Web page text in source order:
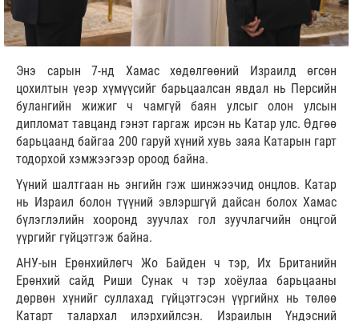
Энэ сарын 7-нд Хамас хөдөлгөөний Израилд өгсөн
цохилтын үеэр хүмүүсийг барьцаалсан явдал нь Персийн
булангийн жижиг ч чамгүй баян улсыг олон улсын
дипломат тавцанд гэнэт гаргаж ирсэн нь Катар улс. Өдгөө
барьцаанд байгаа 200 гаруй хүний хувь заяа Катарын гарт
тодорхой хэмжээгээр ороод байна.
Үүний шалтгаан нь энгийн гэж шинжээчид онцлов. Катар
нь Израил болон түүний эвлэршгүй дайсан болох Хамас
бүлэглэлийн хооронд зуучлах гол зуучлагчийн онцгой
үүргийг гүйцэтгэж байна.
АНУ-ын Ерөнхийлөгч Жо Байден ч тэр, Их Британийн
Ерөнхий сайд Риши Сунак ч тэр хоёулаа барьцааны
дөрвөн хүнийг суллахад гүйцэтгэсэн үүргийнх нь төлөө
Катарт талархал илэрхийлсэн. Израилын Үндэсний